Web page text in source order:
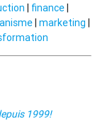
| finance|
| marketing |
1999!